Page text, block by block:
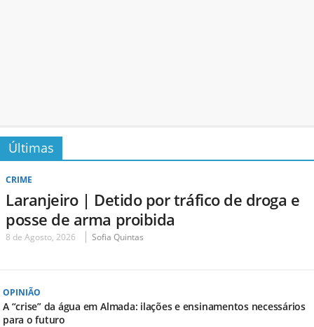
Últimas
CRIME
Laranjeiro | Detido por tráfico de droga e
posse de arma proibida
8 de Agosto, 2026 Sofia Quintas
OPINIÃO
A “crise” da água em Almada: ilações e ensinamentos necessários
para o futuro